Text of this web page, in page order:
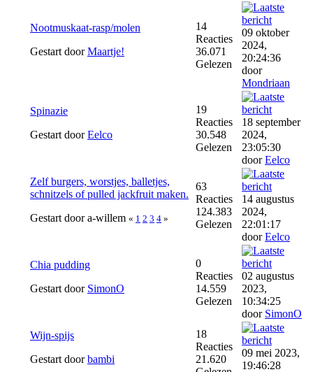
Nootmuskaat-rasp/molen
Gestart doorMaartje!
14
Reacties
36.071
Gelezen
09 oktober
2024,
20:24:36
door
Mondriaan
Spinazie
Gestart doorEelco
19
Reacties
30.548
Gelezen
18 september
2024,
23:05:30
doorEelco
Zelf burgers, worstjes, balletjes,
schnitzels of pulled jackfruit maken.
Gestart door a-willem « 1 2 3 4 »
63
Reacties
124.383
Gelezen
14 augustus
2024,
22:01:17
doorEelco
Chia pudding
Gestart door SimonO
0
Reacties
14.559
Gelezen
02 augustus
2023,
10:34:25
door SimonO
Wijn-spijs
Gestart doorbambi
18
Reacties
21.620
09 mei 2023,
19:46:28